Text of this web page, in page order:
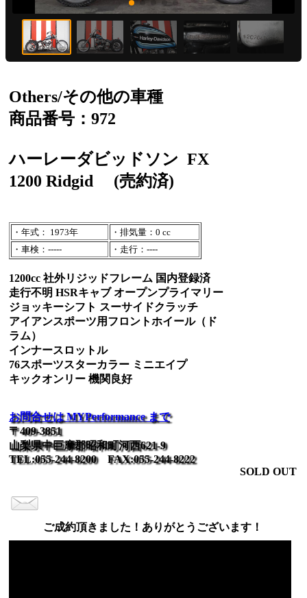
Others/その他の車種
商品番号：972
ハーレーダビッドソン FX
1200 Ridgid
(売約済)
・年式： 1973年
・排気量：0 cc
・車検：-----
・走行：----
1200cc 社外リジッドフレーム 国内登録済
走行不明 HSRキャブ オープンプライマリー
ジョッキーシフト スーサイドクラッチ
アイアンスポーツ用フロントホイール（ド
ラム）
インナースロットル
76スポーツスターカラー ミニエイプ
キックオンリー 機関良好
お問合せは MYPerformance まで
〒409-3851
山梨県中巨摩郡昭和町河西621-9
TEL:055-244-8200 FAX:055-244-8222
SOLD OUT
ご成約頂きました！ありがとうございます！